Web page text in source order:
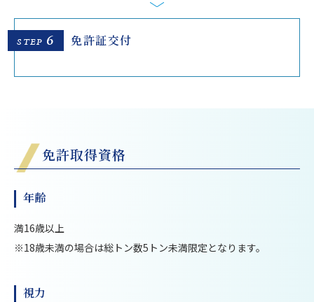
STEP 6 免許証交付
免許取得資格
年齢
満16歳以上
※18歳未満の場合は総トン数5トン未満限定となります。
視力